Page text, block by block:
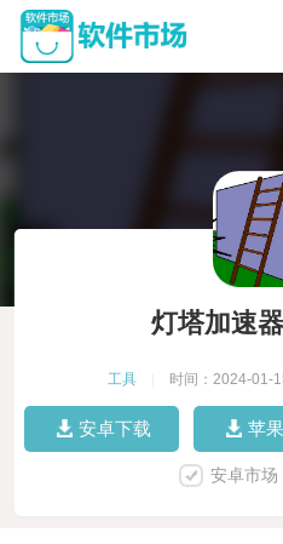
灯塔加速
工具 时间：2024-01-
安卓下载 苹
安卓市场